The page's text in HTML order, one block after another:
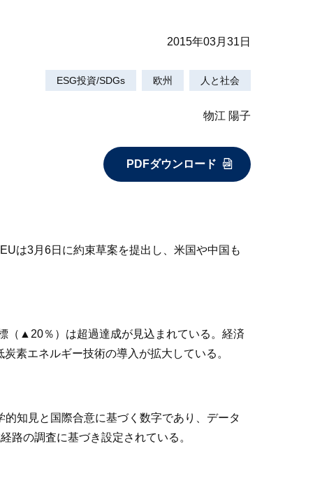
2015年03月31日
ESG投資/SDGs 欧州 人と社会
物江 陽子
PDFダウンロード
は3月6日に約束草案を提出し、米国や中国も
（▲20％）は超過達成が見込まれている。経済
素エネルギー技術の導入が拡大している。
知見と国際合意に基づく数字であり、データ
路の調査に基づき設定されている。